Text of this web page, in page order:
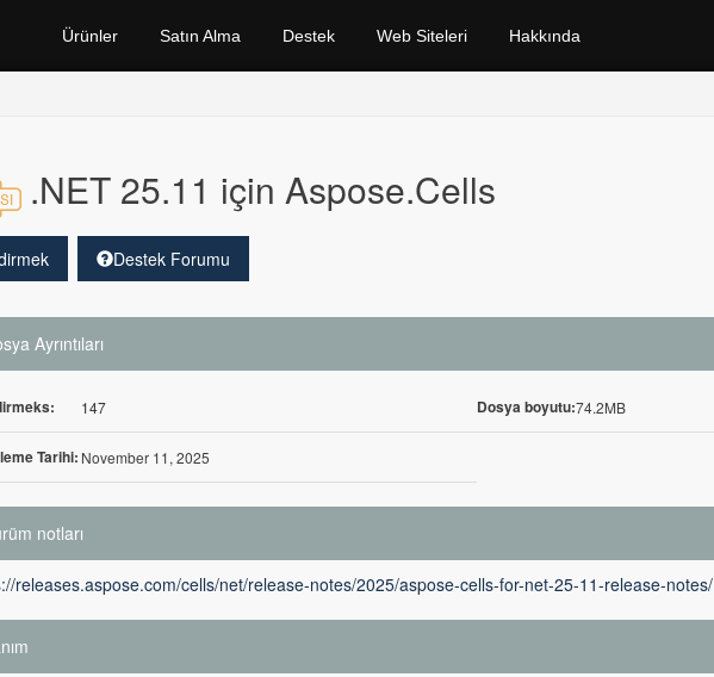
Ürünler Satın Alma Destek Web Siteleri Hakkında
.NET 25.11 için Aspose.Cells
Destek Forumu
Ayrıntıları
147 Dosya boyutu:74.2MB
Tarihi: November 11, 2025
notları
releases.aspose.com/cells/net/release-notes/2025/aspose-cells-for-net-25-11-release-notes/